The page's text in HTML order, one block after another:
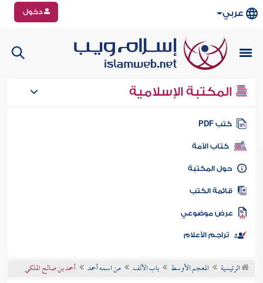
عربي دخول
المكتبة الإسلامية
كتب PDF
كتاب الأمة
المكتبة
الكتب
موضوعي
تراجم الأعلام
الرئيسية المعجم الأوسط باب الألف من اسمه أحمد أحمد بن صالح الملكي